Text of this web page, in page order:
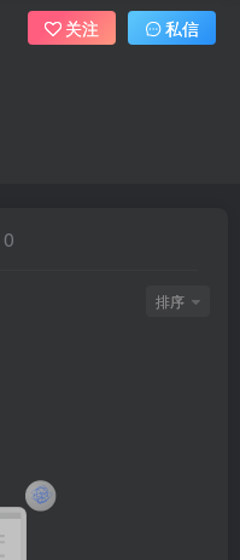
关注 私信
0
排序